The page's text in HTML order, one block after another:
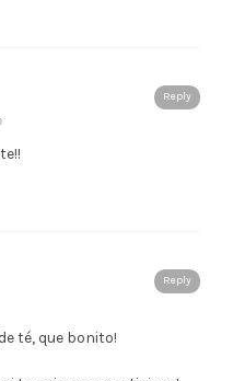
Reply
Reply
té, que bonito!